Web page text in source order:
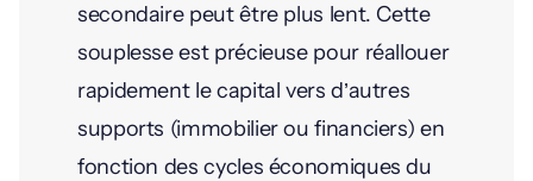
secondaire peut être plus lent. Cette
souplesse est précieuse pour réallouer
rapidement le capital vers d’autres
supports (immobilier ou financiers) en
fonction des cycles économiques du